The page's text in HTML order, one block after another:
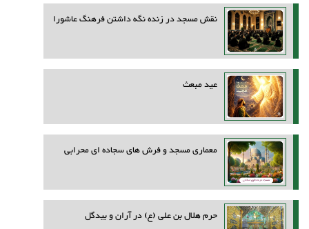
نقش مسجد در زنده نگه داشتن فرهنگ عاشورا
عید مبعث
معماری مسجد و فرش های سجاده ای محرابی
حرم هلال بن علی (ع) در آران و بیدگل